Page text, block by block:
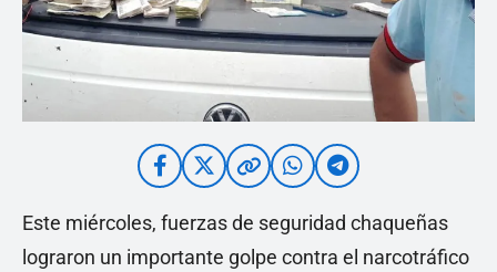
Este miércoles, fuerzas de seguridad chaqueñas
lograron un importante golpe contra el narcotráfico